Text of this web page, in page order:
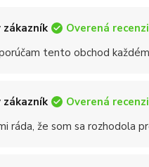
zákazník Overená
tento obchod
zákazník Overená
ráda, že som sa rozhodola